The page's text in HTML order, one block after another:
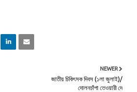
NEWER
জাতীয় চিকিৎসক দিবস (১লা জুলাই)/
দোলনচাঁপা তেওয়ারী দে